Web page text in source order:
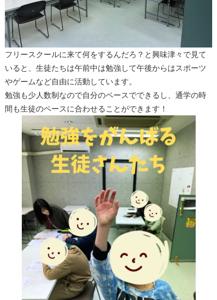
フリースクールに来て何をするんだろ？と興味津々で見て
いると、生徒たちは午前中は勉強して午後からはスポーツ
やゲームなど自由に活動しています。
勉強も少人数制なので自分のペースでできるし、通学の時
間も生徒のペースに合わせることができます！